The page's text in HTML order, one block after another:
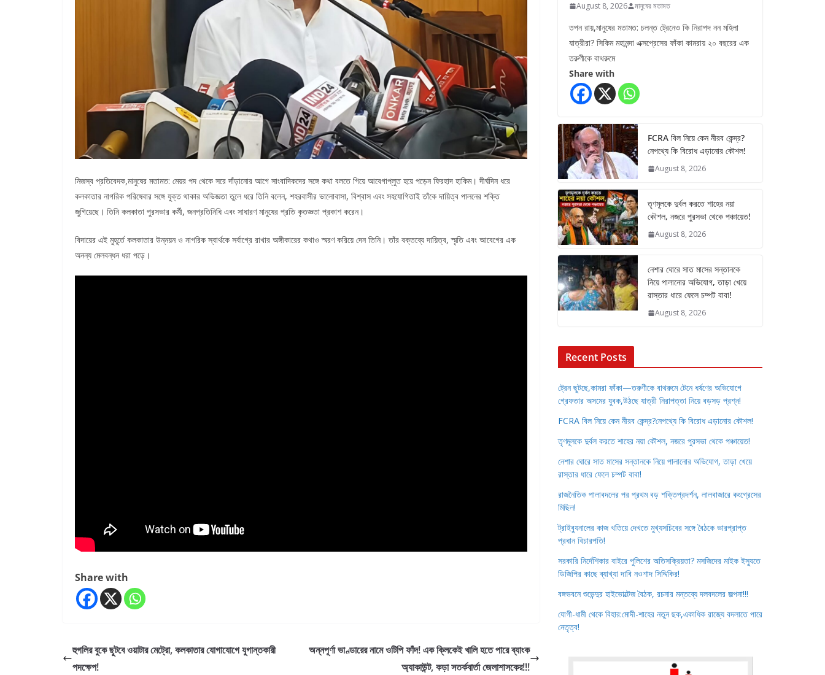
নিজস্ব প্রতিবেদক,মানুষের মতামত: মেয়র পদ থেকে সরে দাঁড়ানোর আগে সাংবাদিকদের সঙ্গে কথা বলতে গিয়ে আবেগাপ্লুত হয়ে পড়েন ফিরহাদ হাকিম। দীর্ঘদিন ধরে
কলকাতার নাগরিক পরিষেবার সঙ্গে যুক্ত থাকার অভিজ্ঞতা তুলে ধরে তিনি বলেন, শহরবাসীর ভালোবাসা, বিশ্বাস এবং সহযোগিতাই তাঁকে দায়িত্ব পালনের শক্তি
জুগিয়েছে। তিনি কলকাতা পুরসভার কর্মী, জনপ্রতিনিধি এবং সাধারণ মানুষের প্রতি কৃতজ্ঞতা প্রকাশ করেন।
বিদায়ের এই মুহূর্তে কলকাতার উন্নয়ন ও নাগরিক স্বার্থকে সর্বাগ্রে রাখার অঙ্গীকারের কথাও স্মরণ করিয়ে দেন তিনি। তাঁর বক্তব্যে দায়িত্ব, স্মৃতি এবং আবেগের এক
অনন্য মেলবন্ধন ধরা পড়ে।
Share with
হুগলির বুকে ছুটবে ওয়াটার মেট্রো, কলকাতার যোগাযোগে যুগান্তকারী
পদক্ষেপ!
অন্নপূর্ণা ভাণ্ডারের নামে ওটিপি ফাঁদ! এক ক্লিকেই খালি হতে পারে ব্যাংক
অ্যাকাউন্ট, কড়া সতর্কবার্তা জেলাশাসকের!!!
August 8, 2026 মানুষের মতামত
তপন রায়,মানুষের মতামত: চলন্ত ট্রেনেও কি নিরাপদ নন মহিলা
যাত্রীরা? সিকিম মহানন্দা এক্সপ্রেসের ফাঁকা কামরায় ২০ বছরের এক
তরুণীকে বাথরুমে
Share with
FCRA বিল নিয়ে কেন নীরব কেন্দ্র?
নেপথ্যে কি বিরোধ এড়ানোর কৌশল!
August 8, 2026
তৃণমূলকে দুর্বল করতে শাহের নয়া
কৌশল, নজরে পুরসভা থেকে পঞ্চায়েত!
August 8, 2026
নেশার ঘোরে সাত মাসের সন্তানকে
নিয়ে পালানোর অভিযোগ, তাড়া খেয়ে
রাস্তার ধারে ফেলে চম্পট বাবা!
August 8, 2026
Recent Posts
ট্রেন ছুটছে,কামরা ফাঁকা—তরুণীকে বাথরুমে টেনে ধর্ষণের অভিযোগে
গ্রেফতার অসমের যুবক,উঠছে যাত্রী নিরাপত্তা নিয়ে বড়সড় প্রশ্ন!
FCRA বিল নিয়ে কেন নীরব কেন্দ্র?নেপথ্যে কি বিরোধ এড়ানোর কৌশল!
তৃণমূলকে দুর্বল করতে শাহের নয়া কৌশল, নজরে পুরসভা থেকে পঞ্চায়েত!
নেশার ঘোরে সাত মাসের সন্তানকে নিয়ে পালানোর অভিযোগ, তাড়া খেয়ে
রাস্তার ধারে ফেলে চম্পট বাবা!
রাজনৈতিক পালাবদলের পর প্রথম বড় শক্তিপ্রদর্শন, লালবাজারে কংগ্রেসের
মিছিল!
ট্রাইব্যুনালের কাজ খতিয়ে দেখতে মুখ্যসচিবের সঙ্গে বৈঠকে ভারপ্রাপ্ত
প্রধান বিচারপতি!
সরকারি নির্দেশিকার বাইরে পুলিশের অতিসক্রিয়তা? মসজিদের মাইক ইস্যুতে
ডিজিপির কাছে ব্যাখ্যা দাবি নওশাদ সিদ্দিকির!
বঙ্গভবনে শুভেন্দুর হাইভোল্টেজ বৈঠক, রচনার মন্তব্যে দলবদলের জল্পনা!!!
যোগী-ধামী থেকে বিহার:মোদী-শাহের নতুন ছক,একাধিক রাজ্যে বদলাতে পারে
নেতৃত্ব!